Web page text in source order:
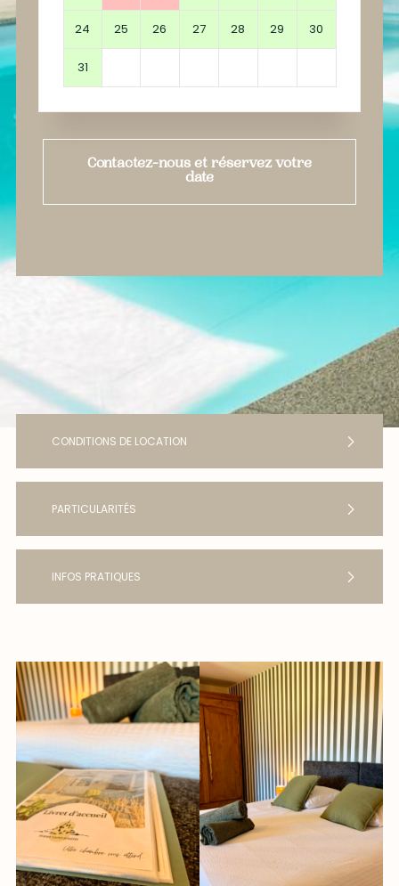
24 25 26 27 28 29 30
31
Contactez-nous et réservez votre
date
CONDITIONS DE LOCATION
PARTICULARITÉS
INFOS PRATIQUES